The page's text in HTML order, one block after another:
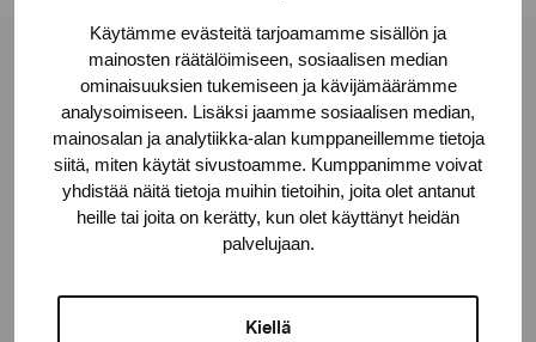
Käytämme evästeitä tarjoamamme sisällön ja
mainosten räätälöimiseen, sosiaalisen median
ominaisuuksien tukemiseen ja kävijämäärämme
analysoimiseen. Lisäksi jaamme sosiaalisen median,
mainosalan ja analytiikka-alan kumppaneillemme tietoja
siitä, miten käytät sivustoamme. Kumppanimme voivat
yhdistää näitä tietoja muihin tietoihin, joita olet antanut
heille tai joita on kerätty, kun olet käyttänyt heidän
palvelujaan.
Kiellä
Pro Artibus Foundation
Gustav Wasas gata 11
10600 Ekenäs
proartibus@proartibus.fi